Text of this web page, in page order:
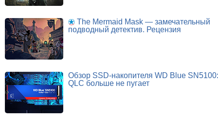
The Mermaid Mask — замечательный
подводный детектив. Рецензия
Обзор SSD-накопителя WD Blue SN5100:
QLC больше не пугает